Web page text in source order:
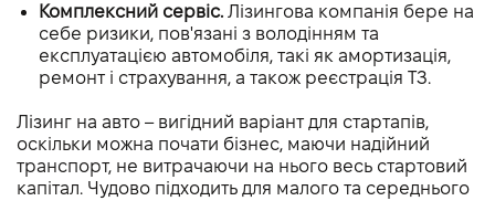
Комплексний сервіс. Лізингова компанія бере на
себе ризики, пов'язані з володінням та
експлуатацією автомобіля, такі як амортизація,
ремонт і страхування, а також реєстрація ТЗ.
Лізинг на авто – вигідний варіант для стартапів,
оскільки можна почати бізнес, маючи надійний
транспорт, не витрачаючи на нього весь стартовий
капітал. Чудово підходить для малого та середнього